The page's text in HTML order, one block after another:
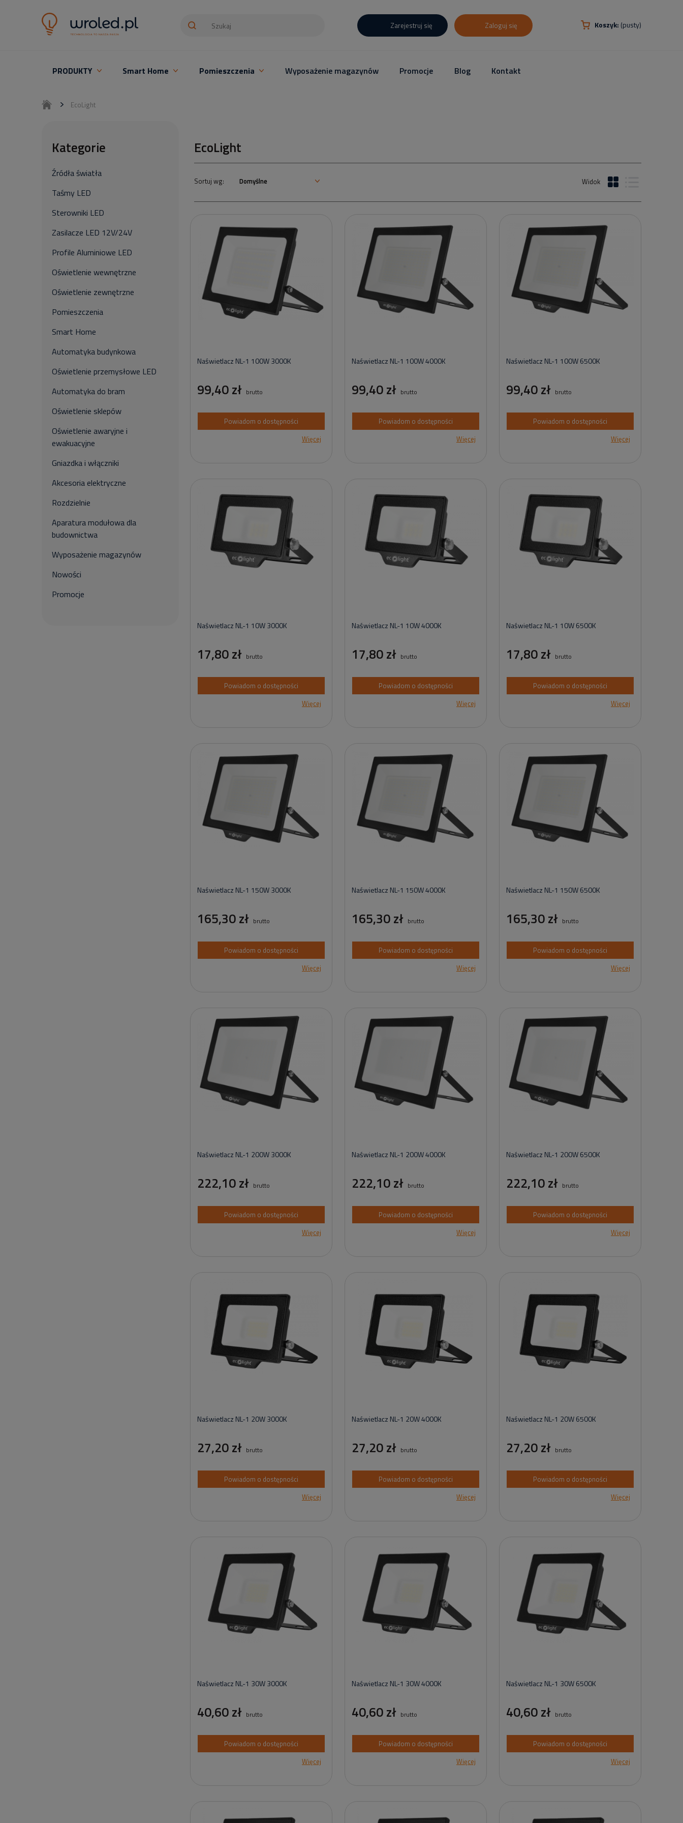
Koszyk: (pusty)
Zarejestruj się Zaloguj się
PRODUKTY Smart Home Pomieszczenia Wyposażenie magazynów Promocje Blog Kontakt
EcoLight
Kategorie
Źródła światła
Taśmy LED
Sterowniki LED
Zasilacze LED 12V/24V
Profile Aluminiowe LED
Oświetlenie wewnętrzne
Oświetlenie zewnętrzne
Pomieszczenia
Smart Home
Automatyka budynkowa
Oświetlenie przemysłowe LED
Automatyka do bram
Oświetlenie sklepów
Oświetlenie awaryjne i
ewakuacyjne
Gniazdka i włączniki
Akcesoria elektryczne
Rozdzielnie
Aparatura modułowa dla
budownictwa
Wyposażenie magazynów
Nowości
Promocje
EcoLight
Naświetlacz NL-1 100W 3000K
99,40 zł brutto
Powiadom o dostępności
Więcej
Naświetlacz NL-1 100W 4000K
99,40 zł brutto
Powiadom o dostępności
Więcej
Naświetlacz NL-1 100W 6500K
99,40 zł brutto
Powiadom o dostępności
Więcej
Naświetlacz NL-1 10W 3000K
17,80 zł brutto
Powiadom o dostępności
Więcej
Naświetlacz NL-1 10W 4000K
17,80 zł brutto
Powiadom o dostępności
Więcej
Naświetlacz NL-1 10W 6500K
17,80 zł brutto
Powiadom o dostępności
Więcej
Naświetlacz NL-1 150W 3000K
165,30 zł brutto
Powiadom o dostępności
Więcej
Naświetlacz NL-1 150W 4000K
165,30 zł brutto
Powiadom o dostępności
Więcej
Naświetlacz NL-1 150W 6500K
165,30 zł brutto
Powiadom o dostępności
Więcej
Naświetlacz NL-1 200W 3000K
222,10 zł brutto
Powiadom o dostępności
Więcej
Naświetlacz NL-1 200W 4000K
222,10 zł brutto
Powiadom o dostępności
Więcej
Naświetlacz NL-1 200W 6500K
222,10 zł brutto
Powiadom o dostępności
Więcej
Naświetlacz NL-1 20W 3000K
27,20 zł brutto
Powiadom o dostępności
Więcej
Naświetlacz NL-1 20W 4000K
27,20 zł brutto
Powiadom o dostępności
Więcej
Naświetlacz NL-1 20W 6500K
27,20 zł brutto
Powiadom o dostępności
Więcej
Naświetlacz NL-1 30W 3000K
40,60 zł brutto
Powiadom o dostępności
Więcej
Naświetlacz NL-1 30W 4000K
40,60 zł brutto
Powiadom o dostępności
Więcej
Naświetlacz NL-1 30W 6500K
40,60 zł brutto
Powiadom o dostępności
Więcej